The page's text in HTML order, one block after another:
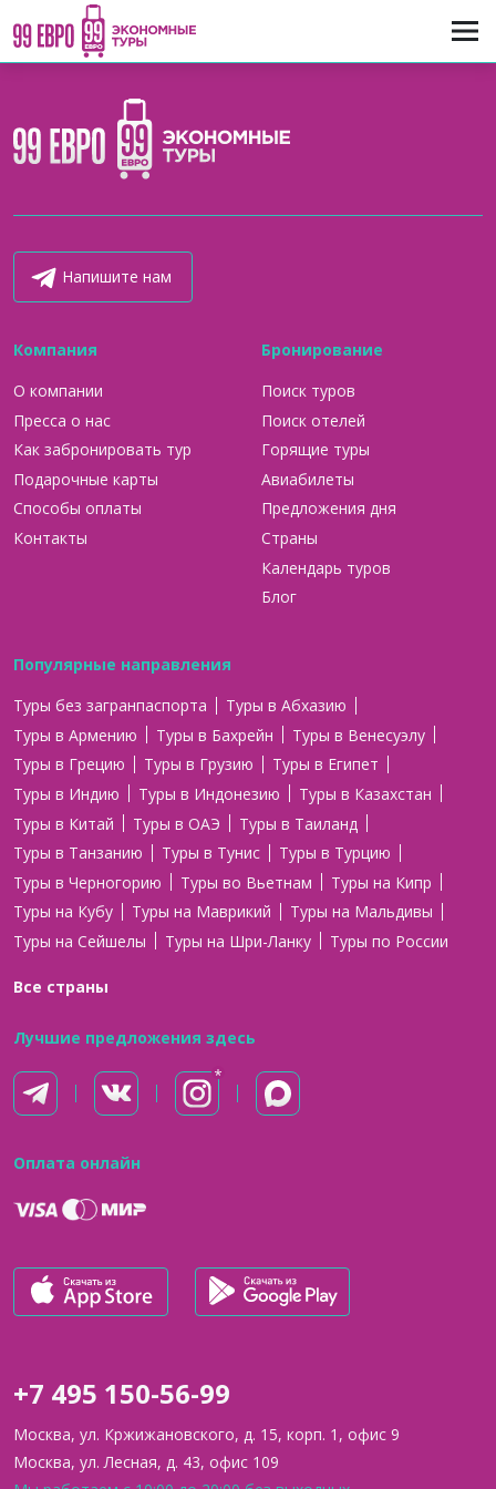
Напишите нам
Компания
О компании
Пресса о нас
Как забронировать тур
Подарочные карты
Способы оплаты
Контакты
Бронирование
Поиск туров
Поиск отелей
Горящие туры
Авиабилеты
Предложения дня
Страны
Календарь туров
Блог
Популярные направления
Туры без загранпаспорта
Туры в Абхазию
Туры в Армению
Туры в Бахрейн
Туры в Венесуэлу
Туры в Грецию
Туры в Грузию
Туры в Египет
Туры в Индию
Туры в Индонезию
Туры в Казахстан
Туры в Китай
Туры в ОАЭ
Туры в Таиланд
Туры в Танзанию
Туры в Тунис
Туры в Турцию
Туры в Черногорию
Туры во Вьетнам
Туры на Кипр
Туры на Кубу
Туры на Маврикий
Туры на Мальдивы
Туры на Сейшелы
Туры на Шри-Ланку Туры по России
Все страны
Лучшие предложения здесь
Оплата онлайн
+7 495 150-56-99
Москва, ул. Кржижановского, д. 15, корп. 1, офис 9
Москва, ул. Лесная, д. 43, офис 109